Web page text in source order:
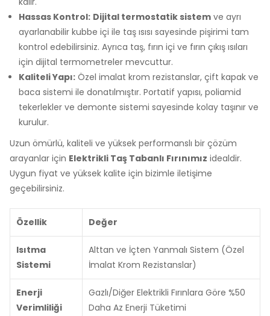
Hassas Kontrol: Dijital termostatik sistem ve ayrı
ayarlanabilir kubbe içi ile taş ısısı sayesinde pişirimi tam
kontrol edebilirsiniz. Ayrıca taş, fırın içi ve fırın çıkış ısıları
için dijital termometreler mevcuttur.
Kaliteli Yapı: Özel imalat krom rezistanslar, çift kapak ve
baca sistemi ile donatılmıştır. Portatif yapısı, poliamid
tekerlekler ve demonte sistemi sayesinde kolay taşınır ve
kurulur.
Uzun ömürlü, kaliteli ve yüksek performanslı bir çözüm
arayanlar için Elektrikli Taş Tabanlı Fırınımız idealdir.
Uygun fiyat ve yüksek kalite için bizimle iletişime
geçebilirsiniz.
Özellik Değer
Isıtma
Sistemi
Alttan ve İçten Yanmalı Sistem (Özel
İmalat Krom Rezistanslar)
Enerji
Verimliliği
Gazlı/Diğer Elektrikli Fırınlara Göre %50
Daha Az Enerji Tüketimi